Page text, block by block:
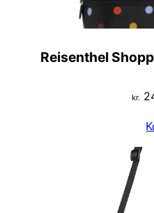
Reisenthel
kr.